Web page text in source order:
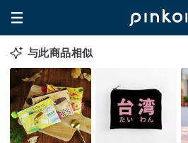
与此商品相似